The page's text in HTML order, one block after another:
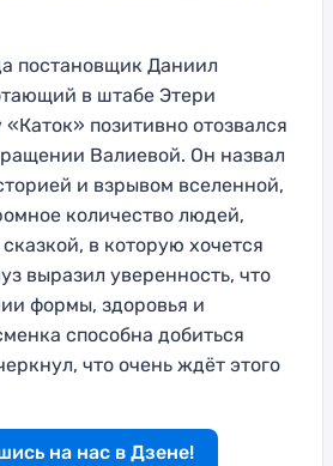
постановщик Даниил
в штабе Этери
позитивно отозвался
Валиевой. Он назвал
и взрывом вселенной,
количество людей,
в которую хочется
выразил уверенность, что
формы, здоровья и
способна добиться
что очень ждёт этого
на нас в Дзене!